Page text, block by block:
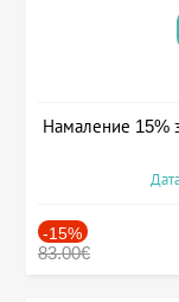
Намаление 15%
-15%
83.00€